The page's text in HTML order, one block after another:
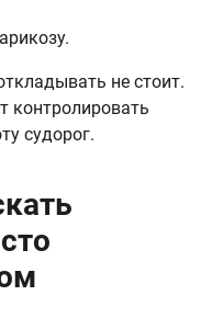
не стоит.
контролировать
судорог.